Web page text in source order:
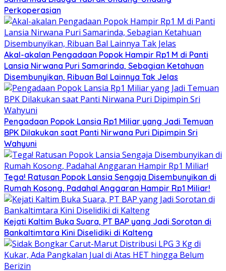
Perkoperasian
Akal-akalan Pengadaan Popok Hampir Rp1 M di Panti
Lansia Nirwana Puri Samarinda, Sebagian Ketahuan
Disembunyikan, Ribuan Bal Lainnya Tak Jelas
Pengadaan Popok Lansia Rp1 Miliar yang Jadi Temuan
BPK Dilakukan saat Panti Nirwana Puri Dipimpin Sri
Wahyuni
Tega! Ratusan Popok Lansia Sengaja Disembunyikan di
Rumah Kosong, Padahal Anggaran Hampir Rp1 Miliar!
Kejati Kaltim Buka Suara, PT BAP yang Jadi Sorotan di
Bankaltimtara Kini Diselidiki di Kalteng